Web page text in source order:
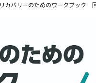
リカバリーのためのワークブック